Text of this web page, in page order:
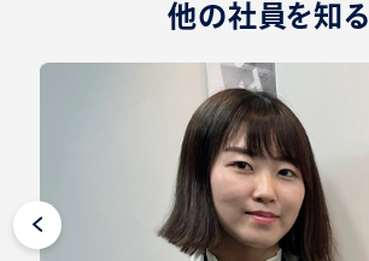
他の社員を知る